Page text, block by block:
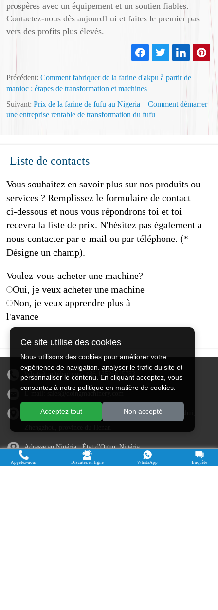
prospères avec un équipement et un soutien fiables.
Contactez-nous dès aujourd'hui et faites le premier pas
vers des profits plus élevés.
Précédent:Comment fabriquer de la farine d'akpu à partir de
manioc : étapes de transformation et machines
Suivant:Prix ​​de la farine de fufu au Nigeria – Comment démarrer
une entreprise rentable de transformation du fufu
Liste de contacts
Vous souhaitez en savoir plus sur nos produits ou
services ? Remplissez le formulaire de contact
ci-dessous et nous vous répondrons toi et toi
recevra la liste de prix. N'hésitez pas également à
nous contacter par e-mail ou par téléphone. (*
Désigne un champ).
Voulez-vous acheter une machine?
Oui, je veux acheter une machine
Non, je veux apprendre plus à
l'avance
WhatsApp/téléphone: +86 13526615783
sales@doingmachinery.com
Adresse en Chine : Jincheng Times Square, district de Jinshui,
Adresse au Nigéria : État d'Ogun, Nigéria
Ce site utilise des cookies
Nous utilisons des cookies pour améliorer votre
expérience de navigation, analyser le trafic du site et
personnaliser le contenu. En cliquant acceptez, vous
consentez à notre politique en matière de cookies.
Acceptez tout Non accepté
Appelez-nous Discutez en ligne WhatsApp Enquête